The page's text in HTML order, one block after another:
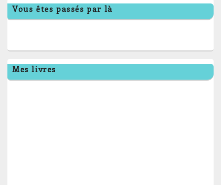
Vous êtes passés par là
Mes livres